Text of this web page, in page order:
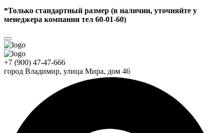
*Только стандартный размер (в наличии, уточняйте у
менеджера компании тел 60-01-60)
+7 (900) 47-47-666
город Владимир, улица Мира, дом 46